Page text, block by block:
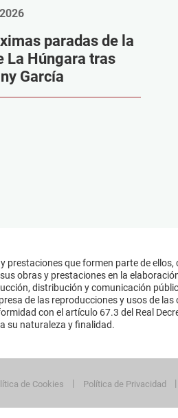
paradas de la
La Húngara tras
García
que formen parte de
obras y prestaciones en la
distribución y comunicación
de las reproducciones y usos de
con el artículo 67.3 del Real
su naturaleza y finalidad.
de Cookies Política de Privacidad